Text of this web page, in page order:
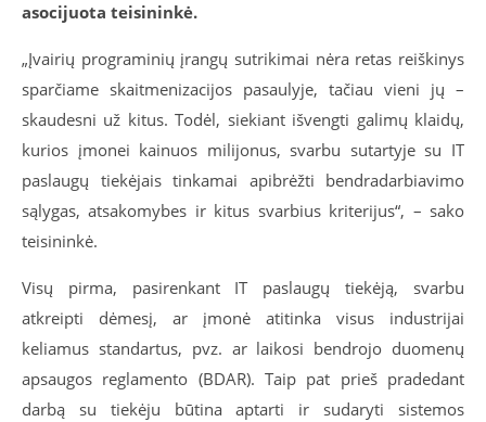
asocijuota teisininkė.
„Įvairių programinių įrangų sutrikimai nėra retas reiškinys
sparčiame skaitmenizacijos pasaulyje, tačiau vieni jų –
skaudesni už kitus. Todėl, siekiant išvengti galimų klaidų,
kurios įmonei kainuos milijonus, svarbu sutartyje su IT
paslaugų tiekėjais tinkamai apibrėžti bendradarbiavimo
sąlygas, atsakomybes ir kitus svarbius kriterijus“, – sako
teisininkė.
Visų pirma, pasirenkant IT paslaugų tiekėją, svarbu
atkreipti dėmesį, ar įmonė atitinka visus industrijai
keliamus standartus, pvz. ar laikosi bendrojo duomenų
apsaugos reglamento (BDAR). Taip pat prieš pradedant
darbą su tiekėju būtina aptarti ir sudaryti sistemos